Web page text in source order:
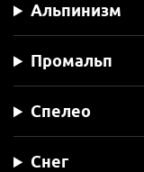
Альпинизм
Промальп
Спелео
Снег